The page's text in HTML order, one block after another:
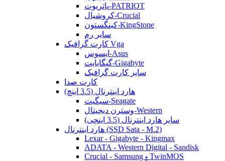
پاتریوت-PATRIOT
کروشیال-Crucial
کینگستون-KingStone
سایر رم
کارت گرافیک Vga
ایسوس-Asus
گیگابایت-Gigabyte
سایر کارت گرافیک
کارت صدا
هارد اینترنال (3.5 اینچ)
سیگیت-Seagate
وسترن دیجیتال-Western
سایر هارد اینترنال (3.5 اینچی)
هارد اینترنال (SSD Sata - M.2)
Lexar - Gigabyte - Kingmax
ADATA - Western Digital - Sandisk
Crucial - Samsung - TwinMOS